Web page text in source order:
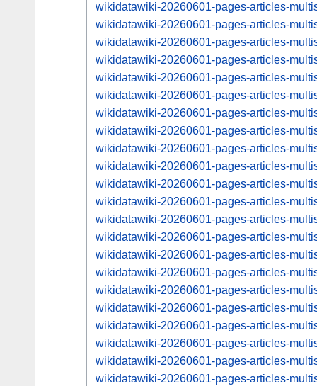
wikidatawiki-20260601-pages-articles-
wikidatawiki-20260601-pages-articles-
wikidatawiki-20260601-pages-articles-
wikidatawiki-20260601-pages-articles-
wikidatawiki-20260601-pages-articles-
wikidatawiki-20260601-pages-articles-
wikidatawiki-20260601-pages-articles-
wikidatawiki-20260601-pages-articles-
wikidatawiki-20260601-pages-articles-
wikidatawiki-20260601-pages-articles-
wikidatawiki-20260601-pages-articles-
wikidatawiki-20260601-pages-articles-
wikidatawiki-20260601-pages-articles-
wikidatawiki-20260601-pages-articles-
wikidatawiki-20260601-pages-articles-
wikidatawiki-20260601-pages-articles-
wikidatawiki-20260601-pages-articles-
wikidatawiki-20260601-pages-articles-
wikidatawiki-20260601-pages-articles-
wikidatawiki-20260601-pages-articles-
wikidatawiki-20260601-pages-articles-
wikidatawiki-20260601-pages-articles-